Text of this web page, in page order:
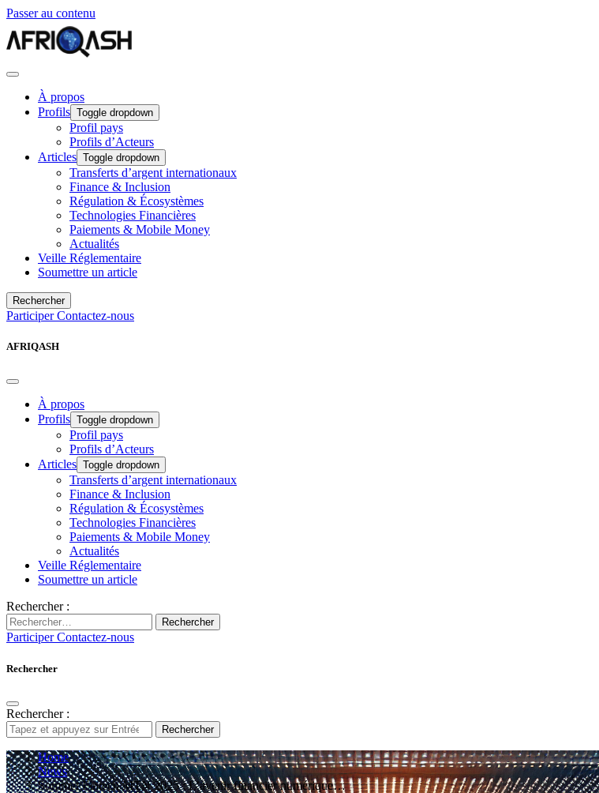
Passer au contenu
À propos
Profils Toggle dropdown
Profil pays
Profils d’Acteurs
Articles Toggle dropdown
Transferts d’argent internationaux
Finance & Inclusion
Régulation & Écosystèmes
Technologies Financières
Paiements & Mobile Money
Actualités
Veille Réglementaire
Soumettre un article
Rechercher
ParticiperContactez-nous
AFRIQASH
À propos
Profils Toggle dropdown
Profil pays
Profils d’Acteurs
Articles Toggle dropdown
Transferts d’argent internationaux
Finance & Inclusion
Régulation & Écosystèmes
Technologies Financières
Paiements & Mobile Money
Actualités
Veille Réglementaire
Soumettre un article
Rechercher :
Rechercher
ParticiperContactez-nous
Rechercher
Rechercher :
Rechercher
Home
News
Sommet Fintech MTN 2025 : L’avenir financier numérique…